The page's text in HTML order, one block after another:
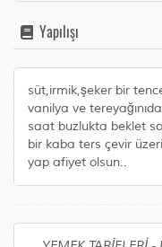
Yapılışı
süt,irmik,şeker bir
vanilya ve
saat buzlukta beklet
bir kaba ters çevir
yap afiyet olsun..